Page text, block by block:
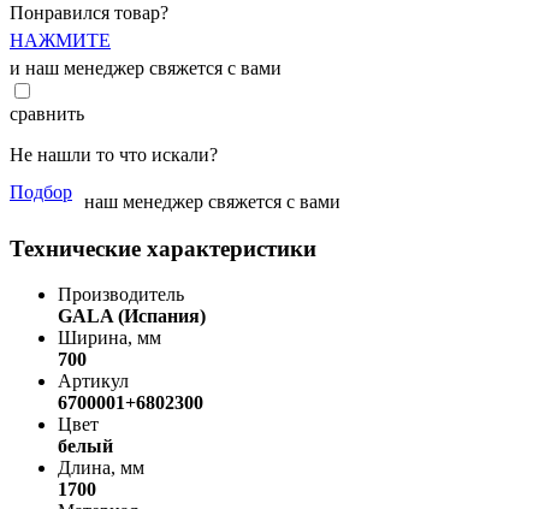
Понравился товар?
НАЖМИТЕ
и наш менеджер свяжется с вами
сравнить
Не нашли то что искали?
Подбор наш менеджер свяжется с вами
Технические характеристики
Производитель
GALA (Испания)
Ширина, мм
700
Артикул
6700001+6802300
Цвет
белый
Длина, мм
1700